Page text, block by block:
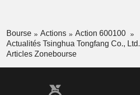
Bourse Actions
Action 600100
Actualités Tsinghua Tongfang Co., Ltd.
Articles Zonebourse